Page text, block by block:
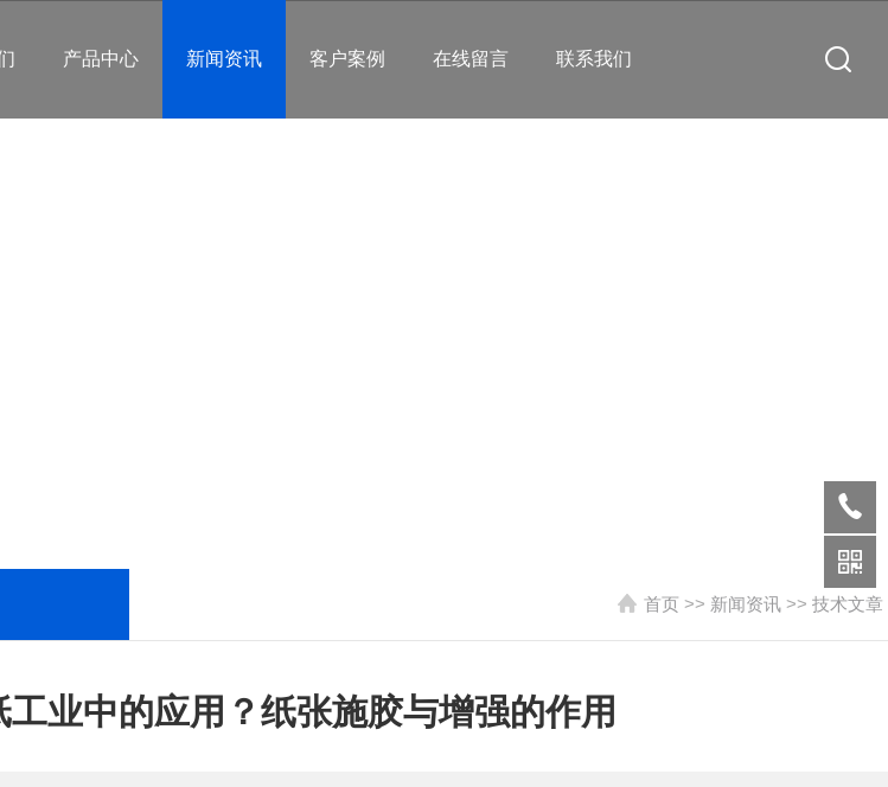
产品中心 新闻资讯 客户案例 在线留言 联系我们
首页 >> 新闻资讯 >> 技术文章
业中的应用？纸张施胶与增强的作用